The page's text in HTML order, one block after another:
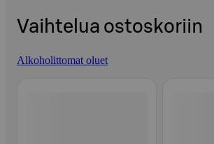
Vaihtelua ostoskoriin
Alkoholittomat oluet